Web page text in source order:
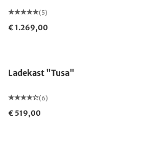
(5)
€ 1.269,00
Ladekast "Tusa"
(6)
€ 519,00